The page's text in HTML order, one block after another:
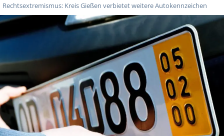
Rechtsextremismus: Kreis Gießen verbietet weitere Autokennzeichen